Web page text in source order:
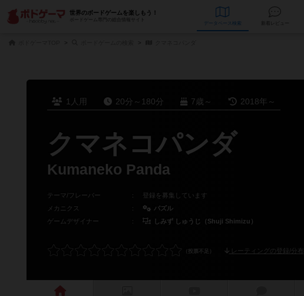
世界のボードゲームを楽しもう！
ボードゲーム専門の総合情報サイト
データベース
1人用 20分～180分 7歳～ 2018年～
クマネコパンダ
Kumaneko Panda
テーマ/フレーバー ：
登録を募集しています
メカニクス
：
パズル
ゲームデザイナー
： しみず しゅうじ（Shuji Shimizu）
レーティングの登録/分布